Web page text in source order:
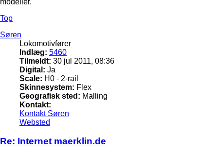
modeller.
Top
Søren
Lokomotivfører
Indlæg: 5460
Tilmeldt: 30 jul 2011, 08:36
Digital: Ja
Scale: H0 - 2-rail
Skinnesystem: Flex
Geografisk sted: Malling
Kontakt:
Kontakt Søren
Websted
Re: Internet maerklin.de